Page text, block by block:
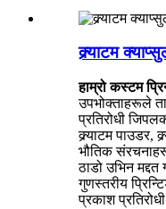
क्र्याटम
हाम्रो कस्टम
उपभोक्ताहरूले
प्रतिरोधी
क्र्याटम पाउडर,
भौतिक
ठाडो उभिन
गुणस्तरीय
प्रकाश